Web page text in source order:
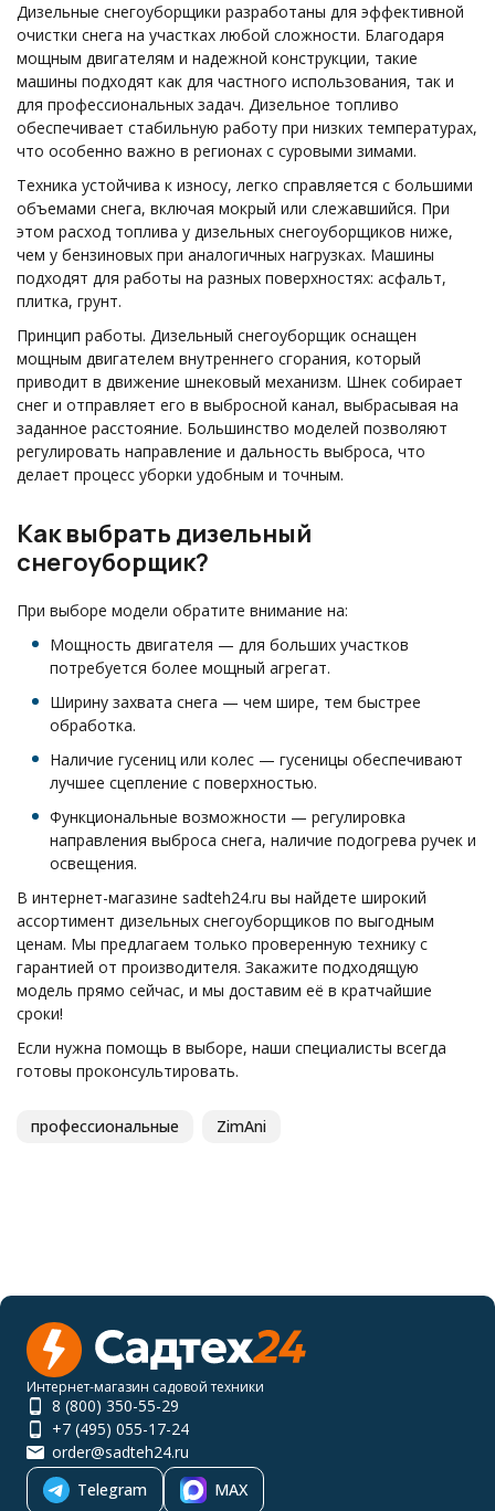
Дизельные снегоуборщики разработаны для эффективной
очистки снега на участках любой сложности. Благодаря
мощным двигателям и надежной конструкции, такие
машины подходят как для частного использования, так и
для профессиональных задач. Дизельное топливо
обеспечивает стабильную работу при низких температурах,
что особенно важно в регионах с суровыми зимами.
Техника устойчива к износу, легко справляется с большими
объемами снега, включая мокрый или слежавшийся. При
этом расход топлива у дизельных снегоуборщиков ниже,
чем у бензиновых при аналогичных нагрузках. Машины
подходят для работы на разных поверхностях: асфальт,
плитка, грунт.
Принцип работы. Дизельный снегоуборщик оснащен
мощным двигателем внутреннего сгорания, который
приводит в движение шнековый механизм. Шнек собирает
снег и отправляет его в выбросной канал, выбрасывая на
заданное расстояние. Большинство моделей позволяют
регулировать направление и дальность выброса, что
делает процесс уборки удобным и точным.
Как выбрать дизельный
снегоуборщик?
При выборе модели обратите внимание на:
Мощность двигателя — для больших участков
потребуется более мощный агрегат.
Ширину захвата снега — чем шире, тем быстрее
обработка.
Наличие гусениц или колес — гусеницы обеспечивают
лучшее сцепление с поверхностью.
Функциональные возможности — регулировка
направления выброса снега, наличие подогрева ручек и
освещения.
В интернет-магазине sadteh24.ru вы найдете широкий
ассортимент дизельных снегоуборщиков по выгодным
ценам. Мы предлагаем только проверенную технику с
гарантией от производителя. Закажите подходящую
модель прямо сейчас, и мы доставим её в кратчайшие
сроки!
Если нужна помощь в выборе, наши специалисты всегда
готовы проконсультировать.
профессиональные ZimAni
Интернет-магазин садовой техники
8 (800) 350-55-29
+7 (495) 055-17-24
order@sadteh24.ru
Telegram
MAX